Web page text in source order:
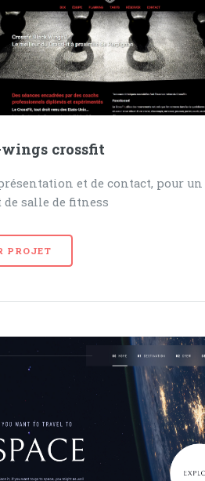
crossfit
et de contact, pour un
de salle de fitness
PROJET